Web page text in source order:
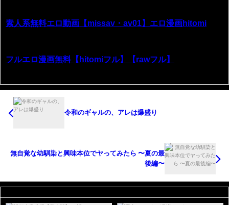
素人系無料エロ動画【missav・av01】エロ漫画hitomi
フルエロ漫画無料【hitomiフル】【rawフル】
令和のギャルの、アレは爆盛り
無自覚な幼馴染と興味本位でヤってみたら 〜夏の最
後編〜